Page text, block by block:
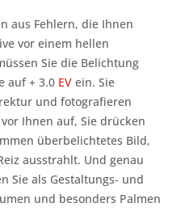
aus Fehlern, die Ihnen
vor einem hellen
Sie die Belichtung
auf + 3.0 EV ein. Sie
und fotografieren
Ihnen auf, Sie drücken
überbelichtetes Bild,
ausstrahlt. Und genau
Sie als Gestaltungs- und
und besonders Palmen